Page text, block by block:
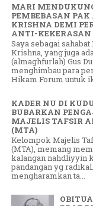
MARI
PEMBEBASAN
KRISHNA DEMI
ANTI-KEKERASAN
Saya sebagai
Krishna, yang juga
(almaghfurlah) Gus
menghimbau para
Hikam Forum untuk
KADER NU DI
BUBARKAN
MAJELIS TAFSIR
(MTA)
Kelompok Majelis
(MTA), memang
kalangan nahdliyyin
pandangan yg
mengharamkan ta...